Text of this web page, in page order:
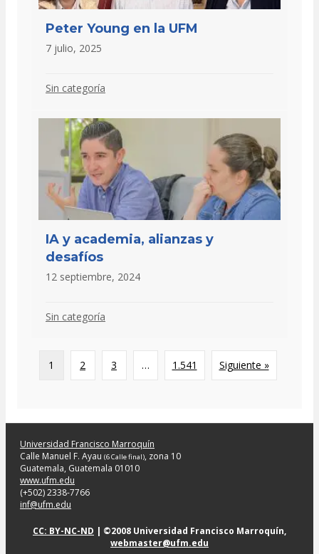
Peter Young en la UFM
7 julio, 2025
Sin categoría
IA y academia, alianzas y
desafíos
12 septiembre, 2024
Sin categoría
1 2 3 … 1.541 Siguiente »
Universidad Francisco Marroquín
Calle Manuel F. Ayau (6 Calle final), zona 10
Guatemala, Guatemala 01010
www.ufm.edu
(+502) 2338-7766
inf@ufm.edu
CC: BY-NC-ND | ©2008 Universidad Francisco Marroquín,
webmaster@ufm.edu